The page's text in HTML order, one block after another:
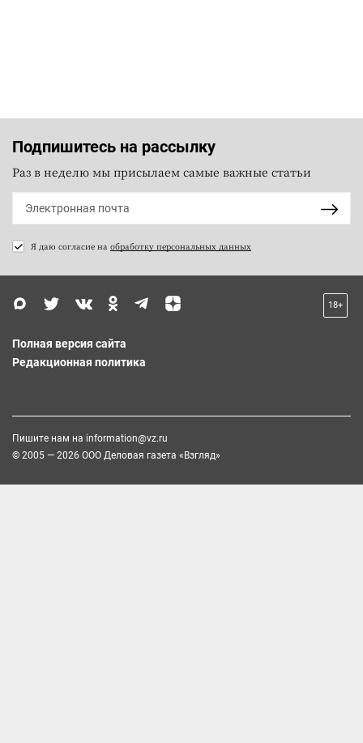
Подпишитесь на рассылку
Раз в неделю мы присылаем самые важные статьи
Я даю согласие на обработку персональных данных
18+
Полная версия сайта
Редакционная политика
Пишите нам на information@vz.ru
© 2005 — 2026 ООО Деловая газета «Взгляд»